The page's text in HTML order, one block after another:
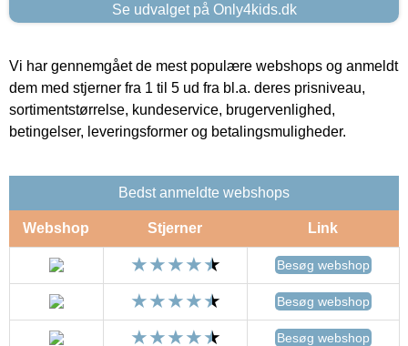
Se udvalget på Only4kids.dk
Vi har gennemgået de mest populære webshops og anmeldt
dem med stjerner fra 1 til 5 ud fra bl.a. deres prisniveau,
sortimentstørrelse, kundeservice, brugervenlighed,
betingelser, leveringsformer og betalingsmuligheder.
Bedst anmeldte webshops
Webshop Stjerner Link
Besøg webshop
Besøg webshop
Besøg webshop